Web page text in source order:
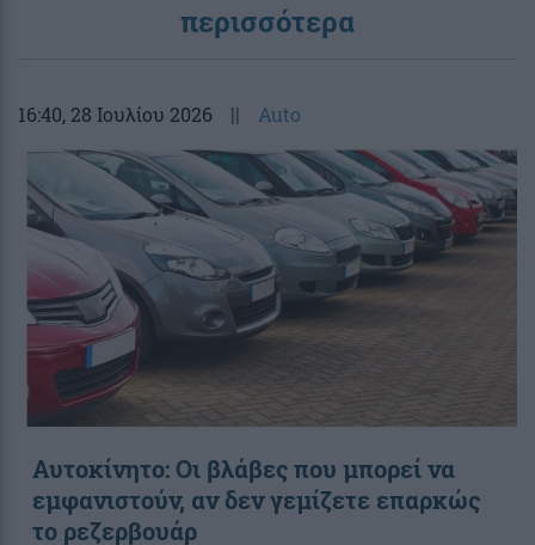
περισσότερα
16:40, 28 Ιουλίου 2026 || Auto
Αυτοκίνητο: Οι βλάβες που μπορεί να
εμφανιστούν, αν δεν γεμίζετε επαρκώς
το ρεζερβουάρ